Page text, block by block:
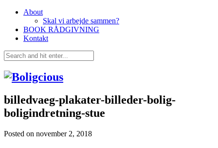
About
Skal vi arbejde sammen?
BOOK RÅDGIVNING
Kontakt
billedvaeg-plakater-billeder-bolig-
boligindretning-stue
Posted on november 2, 2018